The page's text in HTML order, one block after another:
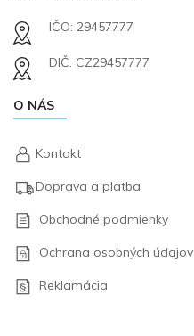
IČO: 29457777
DIČ: CZ29457777
O NÁS
Kontakt
Doprava a platba
Obchodné podmienky
Ochrana osobných údajov
Reklamácia